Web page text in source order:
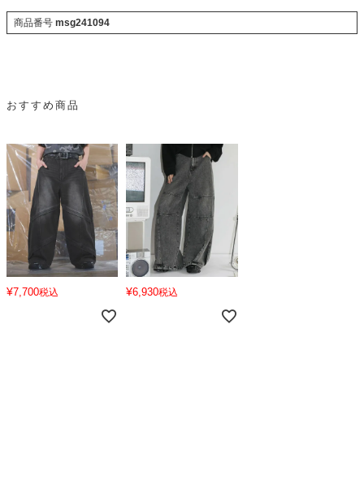
商品番号 msg241094
おすすめ商品
¥7,700税込 ¥6,930税込